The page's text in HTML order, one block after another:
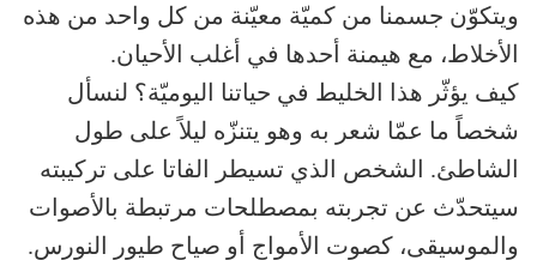
ويتكوّن جسمنا من كميّة معيّنة من كل واحد من هذه
الأخلاط، مع هيمنة أحدها في أغلب الأحيان.
كيف يؤثّر هذا الخليط في حياتنا اليوميّة؟ لنسأل
شخصاً ما عمّا شعر به وهو يتنزّه ليلاً على طول
الشاطئ. الشخص الذي تسيطر الفاتا على تركيبته
سيتحدّث عن تجربته بمصطلحات مرتبطة بالأصوات
والموسيقى، كصوت الأمواج أو صياح طيور النورس.